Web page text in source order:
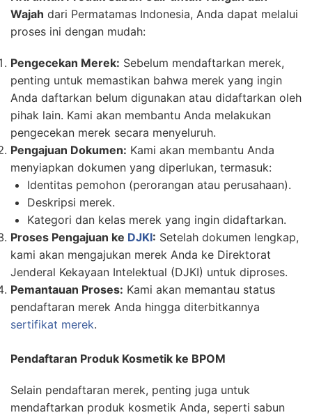
Wajah dari Permatamas Indonesia, Anda dapat melalui
proses ini dengan mudah:
Pengecekan Merek: Sebelum mendaftarkan merek,
penting untuk memastikan bahwa merek yang ingin
Anda daftarkan belum digunakan atau didaftarkan oleh
pihak lain. Kami akan membantu Anda melakukan
pengecekan merek secara menyeluruh.
Pengajuan Dokumen: Kami akan membantu Anda
menyiapkan dokumen yang diperlukan, termasuk:
Identitas pemohon (perorangan atau perusahaan).
Deskripsi merek.
Kategori dan kelas merek yang ingin didaftarkan.
Proses Pengajuan ke DJKI: Setelah dokumen lengkap,
kami akan mengajukan merek Anda ke Direktorat
Jenderal Kekayaan Intelektual (DJKI) untuk diproses.
Pemantauan Proses: Kami akan memantau status
pendaftaran merek Anda hingga diterbitkannya
sertifikat merek.
Pendaftaran Produk Kosmetik ke BPOM
Selain pendaftaran merek, penting juga untuk
mendaftarkan produk kosmetik Anda, seperti sabun